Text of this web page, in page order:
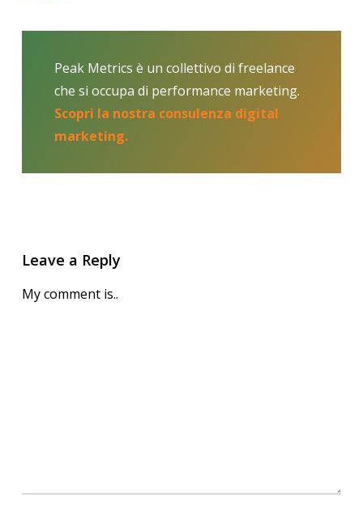
Peak Metrics è un collettivo di freelance
che si occupa di performance marketing.
Scopri la nostra consulenza digital
marketing.
Leave a Reply
My comment is..